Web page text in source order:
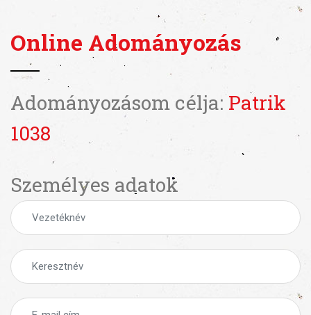
Online Adományozás
Adományozásom célja: Patrik
1038
Személyes adatok